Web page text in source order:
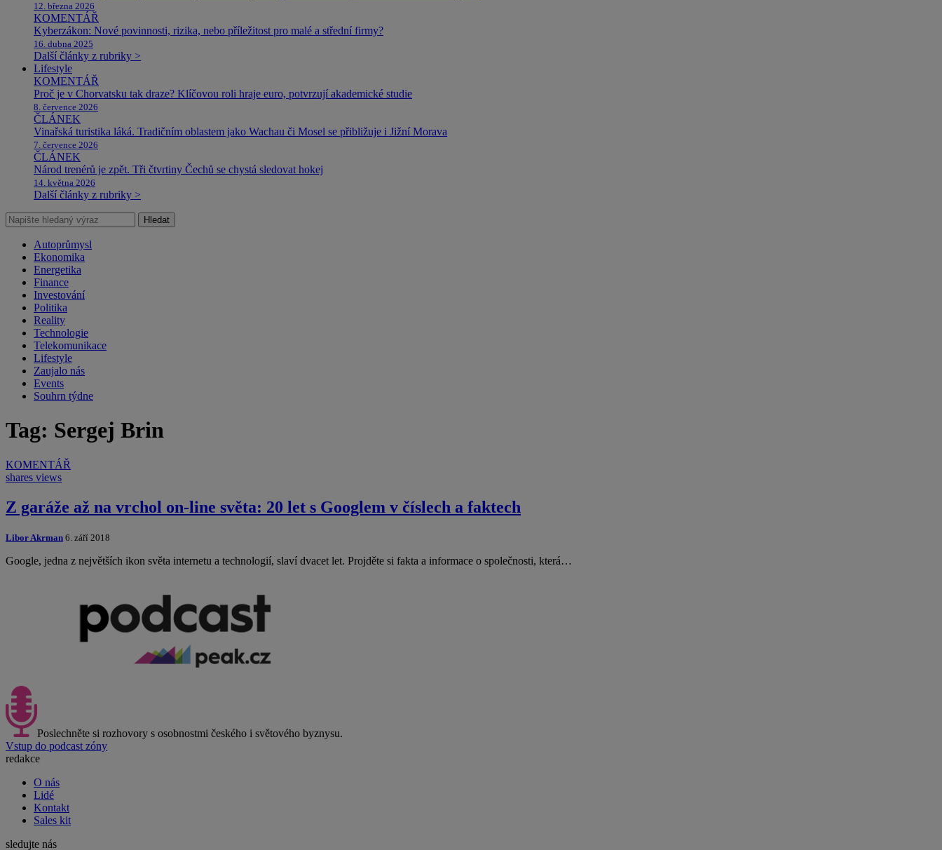
12. března 2026
KOMENTÁŘ
Kyberzákon: Nové povinnosti, rizika, nebo příležitost pro malé a střední firmy?
16. dubna 2025
Další články z rubriky >
Lifestyle
KOMENTÁŘ
Proč je v Chorvatsku tak draze? Klíčovou roli hraje euro, potvrzují akademické studie
8. července 2026
ČLÁNEK
Vinařská turistika láká. Tradičním oblastem jako Wachau či Mosel se přibližuje i Jižní Morava
7. července 2026
ČLÁNEK
Národ trenérů je zpět. Tři čtvrtiny Čechů se chystá sledovat hokej
14. května 2026
Další články z rubriky >
Hledat
Autoprůmysl
Ekonomika
Energetika
Finance
Investování
Politika
Reality
Technologie
Telekomunikace
Lifestyle
Zaujalo nás
Events
Souhrn týdne
Tag: Sergej Brin
KOMENTÁŘ
shares views
Z garáže až na vrchol on-line světa: 20 let s Googlem v číslech a faktech
Libor Akrman 6. září 2018
Google, jedna z největších ikon světa internetu a technologií, slaví dvacet let. Projděte si fakta a informace o společnosti, která…
Poslechněte si rozhovory s osobnostmi českého i světového byznysu.
Vstup do podcast zóny
redakce
O nás
Lidé
Kontakt
Sales kit
sledujte nás